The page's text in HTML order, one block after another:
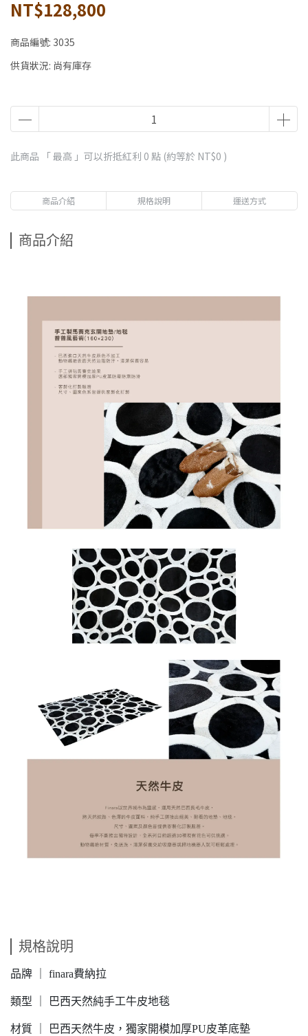
NT$128,800
商品編號: 3035
供貨狀況: 尚有庫存
此商品 「 最高 」可以折抵紅利 0 點 (約等於 NT$0 )
商品介紹 規格說明 運送方式
商品介紹
規格說明
品牌 ｜ finara費納拉
類型 ｜ 巴西天然純手工牛皮地毯
材質 ｜ 巴西天然牛皮，獨家開模加厚PU皮革底墊